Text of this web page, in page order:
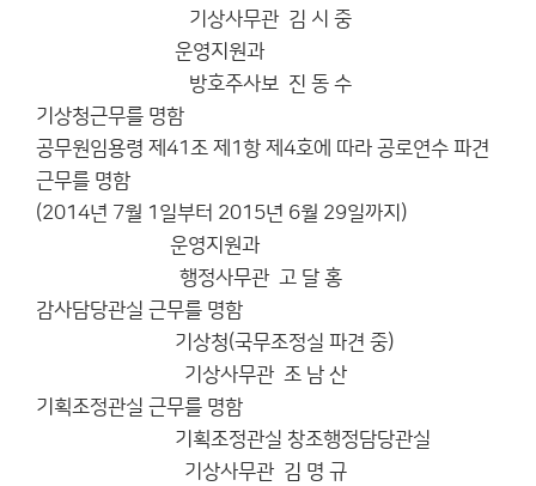
기상사무관 김 시 중
운영지원과
방호주사보 진 동 수
기상청근무를 명함
공무원임용령 제41조 제1항 제4호에 따라 공로연수 파견
근무를 명함
(2014년 7월 1일부터 2015년 6월 29일까지)
운영지원과
행정사무관 고 달 홍
감사담당관실 근무를 명함
기상청(국무조정실 파견 중)
기상사무관 조 남 산
기획조정관실 근무를 명함
기획조정관실 창조행정담당관실
기상사무관 김 명 규